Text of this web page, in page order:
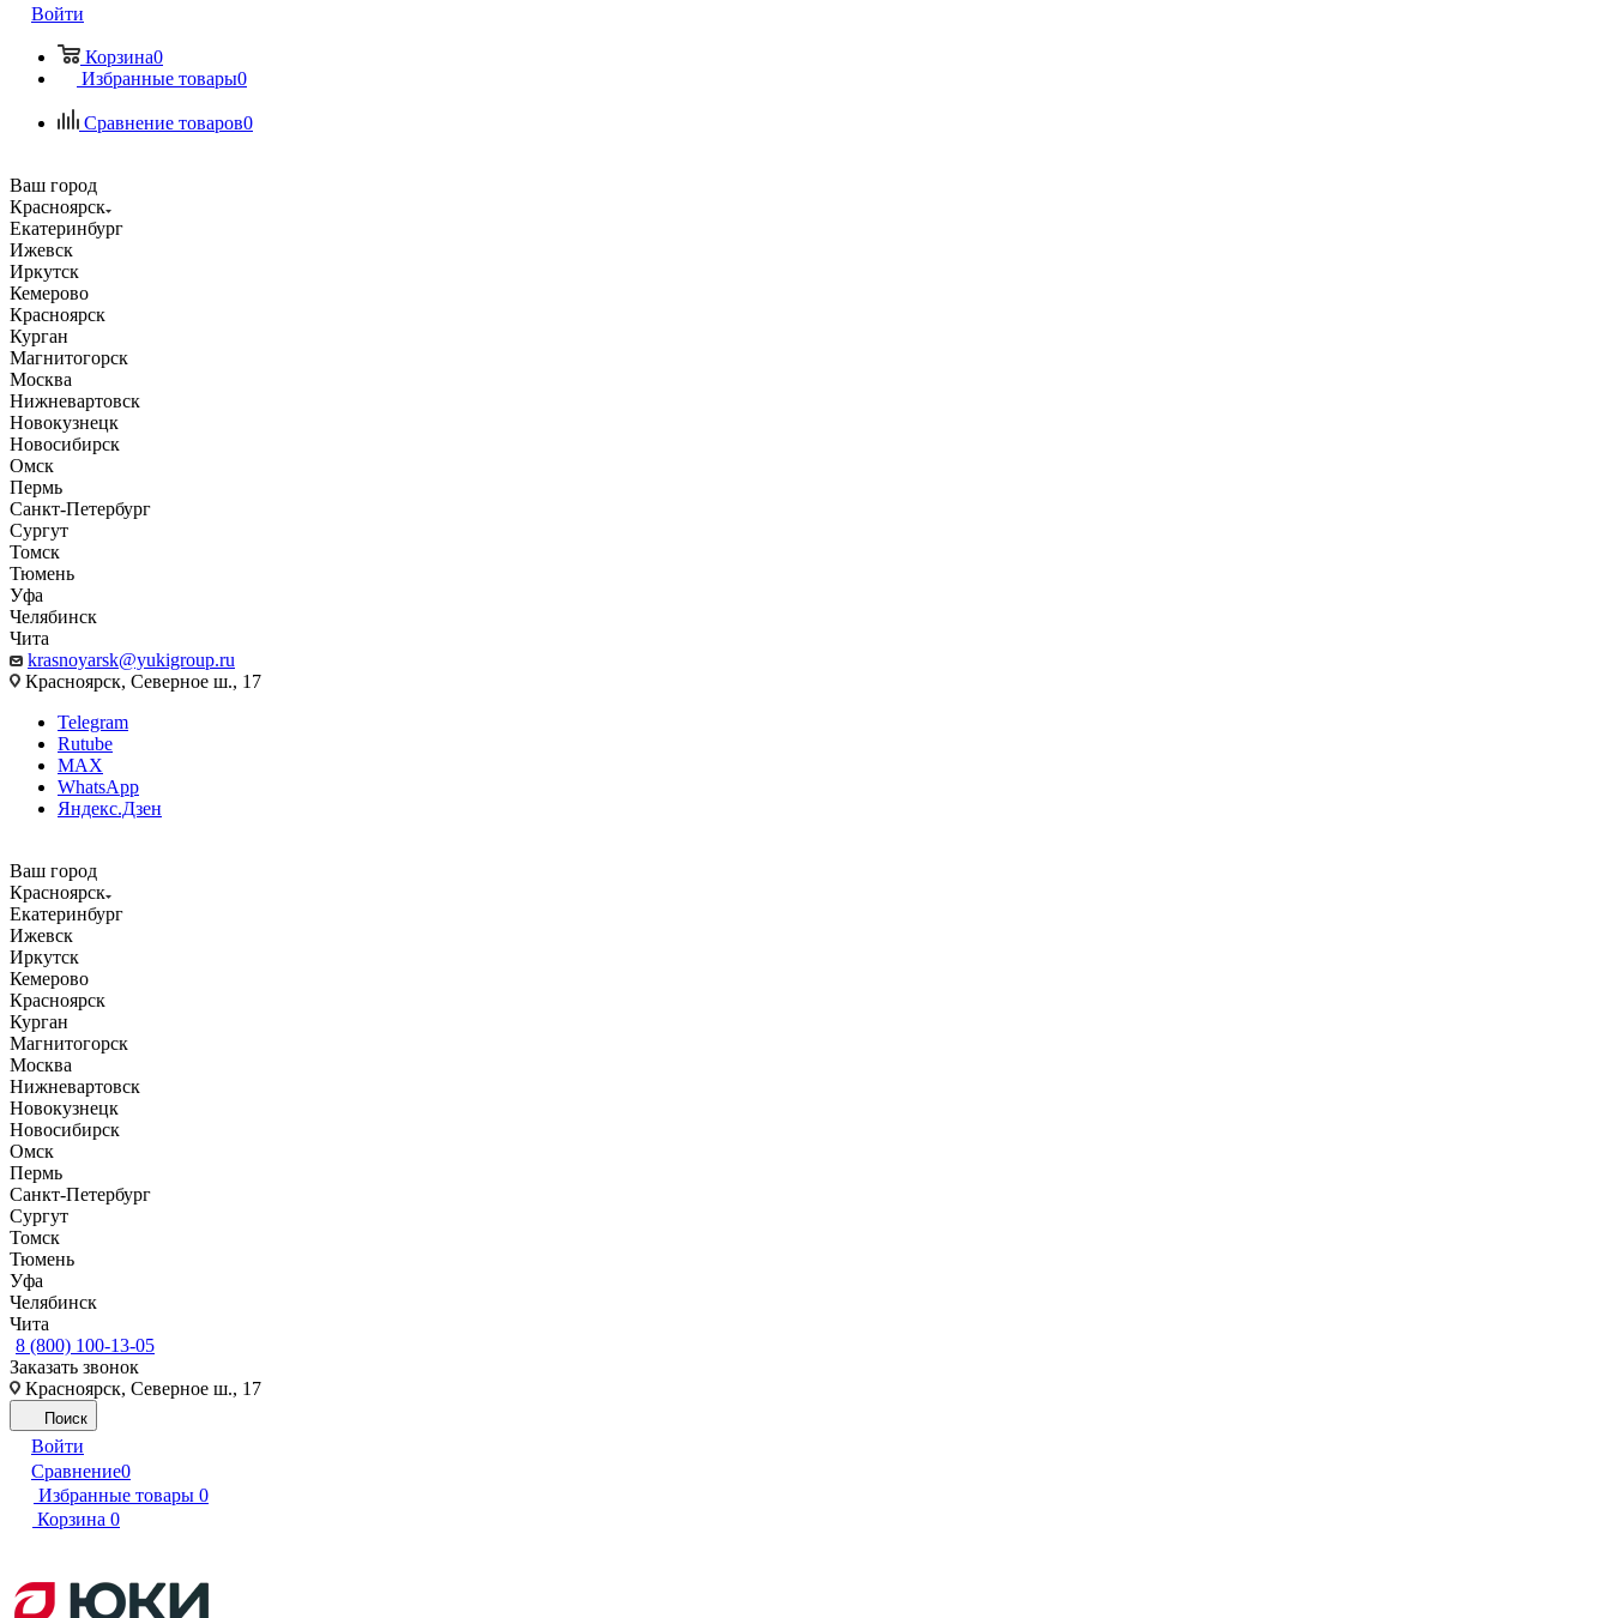
Войти
Корзина0
Избранные товары0
Сравнение товаров0
Ваш город
Красноярск
Екатеринбург
Ижевск
Иркутск
Кемерово
Красноярск
Курган
Магнитогорск
Москва
Нижневартовск
Новокузнецк
Новосибирск
Омск
Пермь
Санкт-Петербург
Сургут
Томск
Тюмень
Уфа
Челябинск
Чита
krasnoyarsk@yukigroup.ru
Красноярск, Северное ш., 17
Telegram
Rutube
MAX
WhatsApp
Яндекс.Дзен
Ваш город
Красноярск
Екатеринбург
Ижевск
Иркутск
Кемерово
Красноярск
Курган
Магнитогорск
Москва
Нижневартовск
Новокузнецк
Новосибирск
Омск
Пермь
Санкт-Петербург
Сургут
Томск
Тюмень
Уфа
Челябинск
Чита
8 (800) 100-13-05
Заказать звонок
Красноярск, Северное ш., 17
Поиск
Войти
Сравнение0
Избранные товары 0
Корзина 0